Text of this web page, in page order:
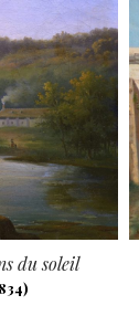
du soleil